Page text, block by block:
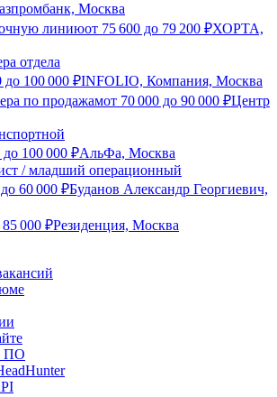
Москва
линиюот 75 600 до 79 200 ₽ХОРТА,
отдела
до 100 000 ₽INFOLIO, Компания, Москва
по продажамот 70 000 до 90 000 ₽Центр
до 100 000 ₽АльФа, Москва
/ младший операционный
до 60 000 ₽Буданов Александр Георгиевич,
85 000 ₽Резиденция, Москва
ПО